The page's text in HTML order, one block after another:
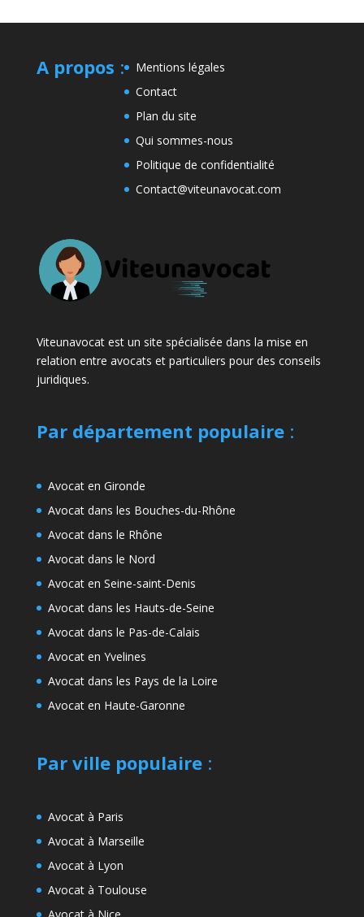
A propos :
Mentions légales
Contact
Plan du site
Qui sommes-nous
Politique de confidentialité
Contact@viteunavocat.com
Viteunavocat est un site spécialisée dans la mise en
relation entre avocats et particuliers pour des conseils
juridiques.
Par département populaire:
Avocat en Gironde
Avocat dans les Bouches-du-Rhône
Avocat dans le Rhône
Avocat dans le Nord
Avocat en Seine-saint-Denis
Avocat dans les Hauts-de-Seine
Avocat dans le Pas-de-Calais
Avocat en Yvelines
Avocat dans les Pays de la Loire
Avocat en Haute-Garonne
Par ville populaire:
Avocat à Paris
Avocat à Marseille
Avocat à Lyon
Avocat à Toulouse